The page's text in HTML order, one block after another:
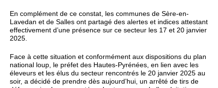
En complément de ce constat, les communes de Sère-en-
Lavedan et de Salles ont partagé des alertes et indices attestant
effectivement d’une présence sur ce secteur les 17 et 20 janvier
2025.
Face à cette situation et conformément aux dispositions du plan
national loup, le préfet des Hautes-Pyrénées, en lien avec les
éleveurs et les élus du secteur rencontrés le 20 janvier 2025 au
soir, a décidé de prendre dès aujourd’hui, un arrêté de tirs de